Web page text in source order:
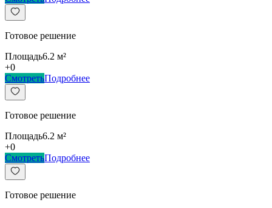
Готовое решение
Площадь6.2 м²
+0
СмотретьПодробнее
Готовое решение
Площадь6.2 м²
+0
СмотретьПодробнее
Готовое решение